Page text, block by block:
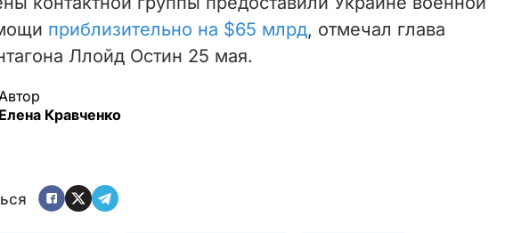
приблизительно на $65 млрд, отмечал глава
Ллойд Остин 25 мая.
Автор
Елена Кравченко